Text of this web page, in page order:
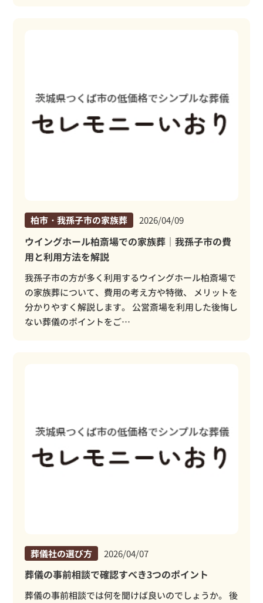
柏市・我孫子市の家族葬 2026/04/09
ウイングホール柏斎場での家族葬｜我孫子市の費
用と利用方法を解説
我孫子市の方が多く利用するウイングホール柏斎場で
の家族葬について、費用の考え方や特徴、 メリットを
分かりやすく解説します。 公営斎場を利用した後悔し
ない葬儀のポイントをご…
葬儀社の選び方 2026/04/07
葬儀の事前相談で確認すべき3つのポイント
葬儀の事前相談では何を聞けば良いのでしょうか。 後